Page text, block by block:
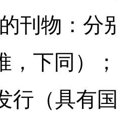
刊物：分
，下同）；
（具有